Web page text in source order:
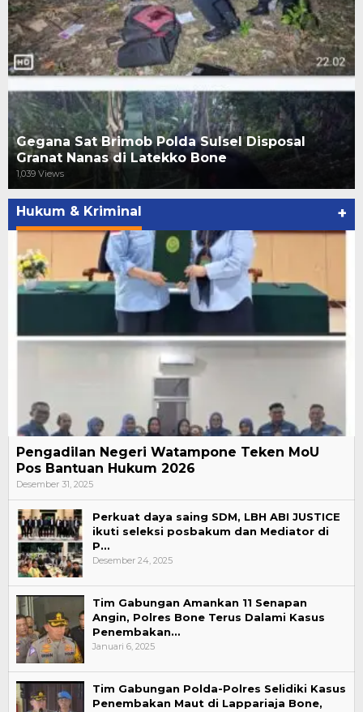
Gegana Sat Brimob Polda Sulsel Disposal
Granat Nanas di Latekko Bone
1,039 Views
Hukum & Kriminal +
Pengadilan Negeri Watampone Teken MoU
Pos Bantuan Hukum 2026
Desember 31, 2025
Perkuat daya saing SDM, LBH ABI JUSTICE
ikuti seleksi posbakum dan Mediator di
P…
Desember 24, 2025
Tim Gabungan Amankan 11 Senapan
Angin, Polres Bone Terus Dalami Kasus
Penembakan…
Januari 6, 2025
Tim Gabungan Polda-Polres Selidiki Kasus
Penembakan Maut di Lappariaja Bone,